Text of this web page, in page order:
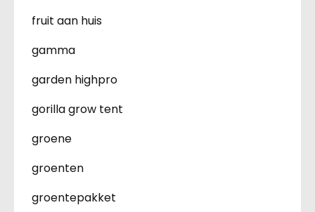
fruit aan huis
gamma
garden highpro
gorilla grow tent
groene
groenten
groentepakket